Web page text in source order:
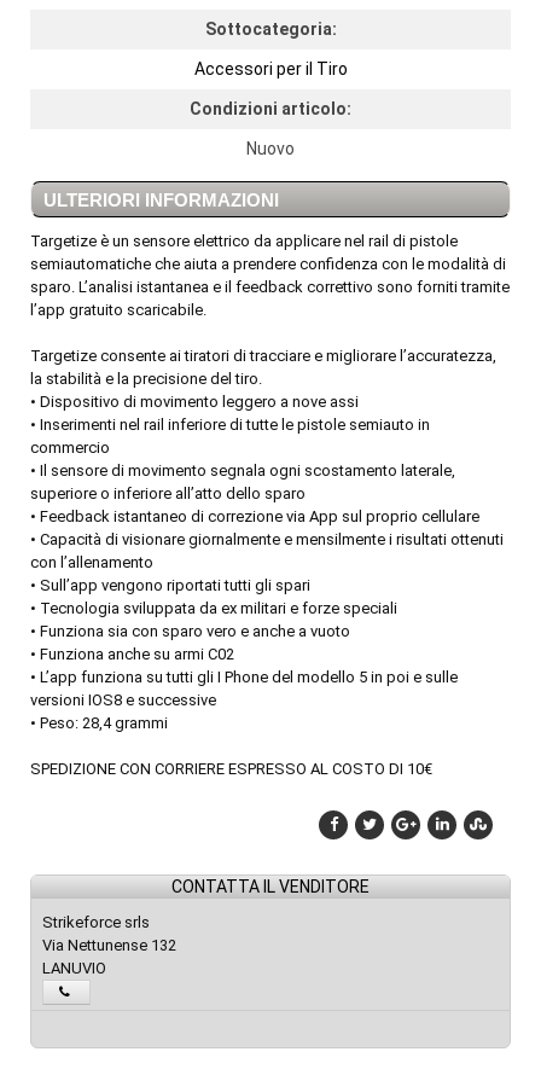
Sottocategoria:
Accessori per il Tiro
Condizioni articolo:
Nuovo
ULTERIORI INFORMAZIONI
Targetize è un sensore elettrico da applicare nel rail di pistole
semiautomatiche che aiuta a prendere confidenza con le modalità di
sparo. L’analisi istantanea e il feedback correttivo sono forniti tramite
l’app gratuito scaricabile.
Targetize consente ai tiratori di tracciare e migliorare l’accuratezza,
la stabilità e la precisione del tiro.
• Dispositivo di movimento leggero a nove assi
• Inserimenti nel rail inferiore di tutte le pistole semiauto in
commercio
• Il sensore di movimento segnala ogni scostamento laterale,
superiore o inferiore all’atto dello sparo
• Feedback istantaneo di correzione via App sul proprio cellulare
• Capacità di visionare giornalmente e mensilmente i risultati ottenuti
con l’allenamento
• Sull’app vengono riportati tutti gli spari
• Tecnologia sviluppata da ex militari e forze speciali
• Funziona sia con sparo vero e anche a vuoto
• Funziona anche su armi C02
• L’app funziona su tutti gli I Phone del modello 5 in poi e sulle
versioni IOS8 e successive
• Peso: 28,4 grammi
SPEDIZIONE CON CORRIERE ESPRESSO AL COSTO DI 10€
CONTATTA IL VENDITORE
Strikeforce srls
Via Nettunense 132
LANUVIO